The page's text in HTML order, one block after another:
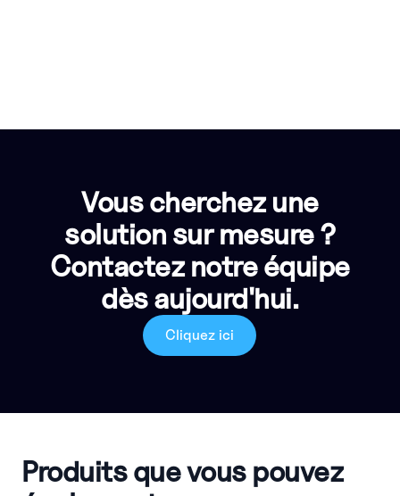
Vous cherchez une
solution sur mesure ?
Contactez notre équipe
dès aujourd'hui.
Cliquez ici
Produits que vous pouvez